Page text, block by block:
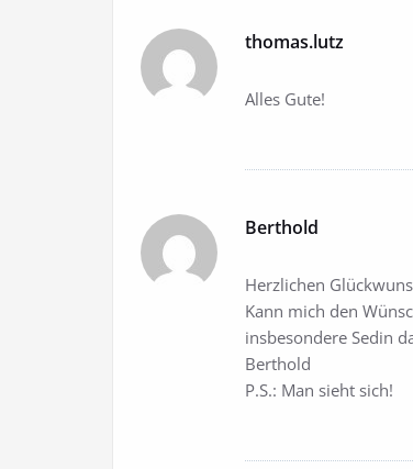
thomas.lutz
Alles Gute!
Berthold
Herzlichen
Kann mich den
insbesondere Sedin
Berthold
P.S.: Man sieht sich!